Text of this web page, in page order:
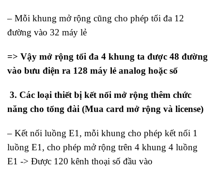
– Mỗi khung mở rộng cũng cho phép tối đa 12
đường vào 32 máy lẻ
=> Vậy mở rộng tối đa 4 khung ta được 48 đường
vào bưu điện ra 128 máy lẻ analog hoặc số
3. Các loại thiết bị kết nối mở rộng thêm chức
năng cho tổng đài (Mua card mở rộng và license)
– Kết nối luồng E1, mỗi khung cho phép kết nối 1
luồng E1, cho phép mở rộng trên 4 khung 4 luồng
E1 -> Được 120 kênh thoại số đầu vào